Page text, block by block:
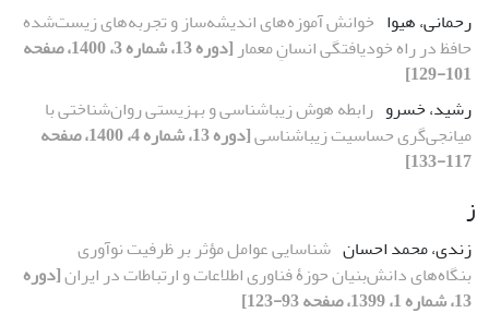
رحمانی، هیوا خوانش آموزه‏‌های اندیشه‏‌ساز و تجربه‏‌های زیست‏‌شده
حافظ در راه خودیافتگی انسانِ معمار
[دوره 13، شماره 3، 1400، صفحه
101-129]
رشید، خسرو رابطه هوش زیباشناسی و بهزیستی روان‌شناختی با
میانجی‌گری حساسیت زیباشناسی
[دوره 13، شماره 4، 1400، صفحه
117-133]
ز
زندی، محمد احسان شناسایی عوامل مؤثر بر ظرفیت نوآوری
بنگاه‌های دانش‌بنیان حوزۀ فناوری اطلاعات و ارتباطات در ایران[دوره
13، شماره 1، 1399، صفحه 93-123]